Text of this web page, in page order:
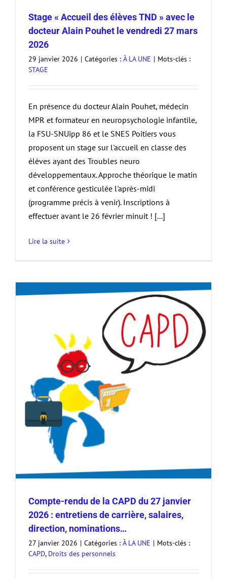
Stage « Accueil des élèves TND » avec le
docteur Alain Pouhet le vendredi 27 mars
2026
29 janvier 2026 | Catégories : À LA UNE | Mots-clés :
STAGE
En présence du docteur Alain Pouhet, médecin
MPR et formateur en neuropsychologie infantile,
la FSU-SNUipp 86 et le SNES Poitiers vous
proposent un stage sur l'accueil en classe des
élèves ayant des Troubles neuro
développementaux. Approche théorique le matin
et conférence gesticulée l'après-midi
(programme précis à venir). Inscriptions à
effectuer avant le 26 février minuit ! [...]
Lire la suite
Compte-rendu de la CAPD du 27 janvier
2026 : entretiens de carrière, salaires,
direction, nominations…
27 janvier 2026 | Catégories : À LA UNE | Mots-clés :
CAPD, Droits des personnels